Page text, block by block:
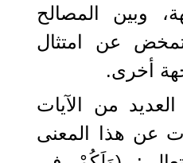
وبين المصالح
عن امتثال
أخرى.
من الآيات
عن هذا المعنى